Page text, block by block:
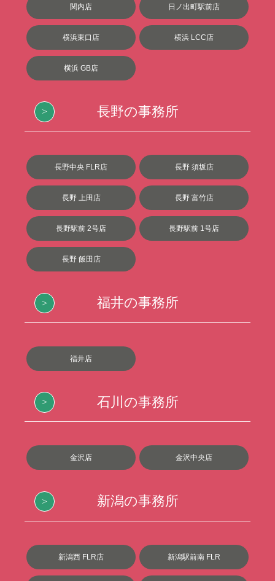
関内店 日ノ出町駅前店
横浜東口店 横浜 LCC店
横浜 GB店
長野の事務所
長野中央 FLR店 長野 須坂店
長野 上田店 長野 富竹店
長野駅前 2号店 長野駅前 1号店
長野 飯田店
福井の事務所
福井店
石川の事務所
金沢店 金沢中央店
新潟の事務所
新潟西 FLR店 新潟駅前南 FLR